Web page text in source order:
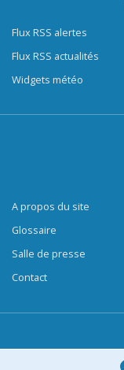
Flux RSS alertes
Flux RSS actualités
Widgets météo
A propos du site
Glossaire
Salle de presse
Contact